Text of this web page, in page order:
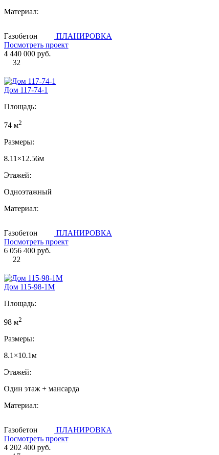
Материал:
Газобетон
ПЛАНИРОВКА
Посмотреть проект
4 440 000 руб.
32
Дом 117-74-1
Площадь:
74 м2
Размеры:
8.11×12.56м
Этажей:
Одноэтажный
Материал:
Газобетон
ПЛАНИРОВКА
Посмотреть проект
6 056 400 руб.
22
Дом 115-98-1М
Площадь:
98 м2
Размеры:
8.1×10.1м
Этажей:
Один этаж + мансарда
Материал:
Газобетон
ПЛАНИРОВКА
Посмотреть проект
4 202 400 руб.